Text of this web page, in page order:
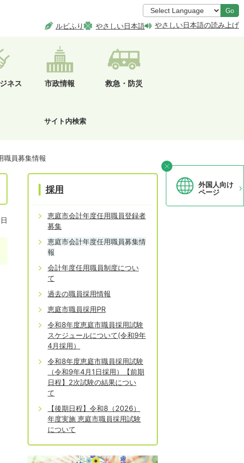
Go
ルビふり やさしい日本語 やさしい日本語の読み上げ
ネス 市政情報 救急・防災
サイト内検索
外国人向け
ページ
職員募集情報
採用
恵庭市会計年度任用職員登録者
募集
恵庭市会計年度任用職員募集情
報
会計年度任用職員制度につい
て
過去の職員採用情報
恵庭市職員採用PR
令和8年度恵庭市職員採用試験
スケジュールについて(令和9年
4月採用）
令和8年度恵庭市職員採用試験
（令和9年4月1日採用）【前期
日程】2次試験の結果につい
て
【後期日程】令和8（2026）
年度実施 恵庭市職員採用試験
について